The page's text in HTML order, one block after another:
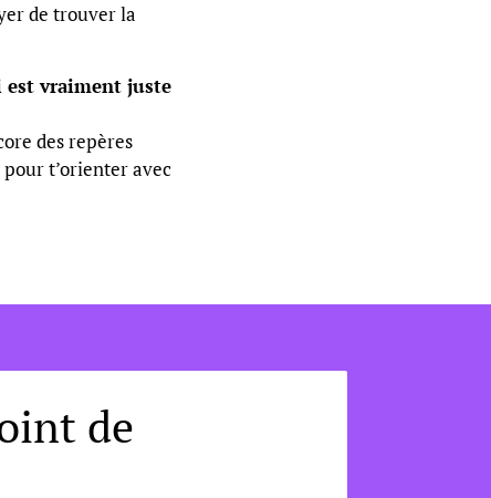
de trouver la
est vraiment juste
des repères
t’orienter avec
de